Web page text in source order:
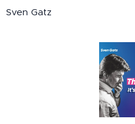
Sven Gatz